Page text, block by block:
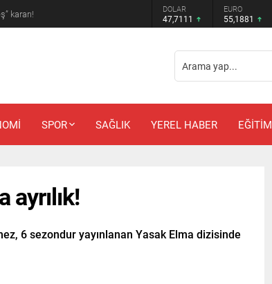
mektup! DOLAR
47,7111
EURO
55,1881
SPOR SAĞLIK YEREL HABER EĞİTİM
ayrılık!
6 sezondur yayınlanan Yasak Elma dizisinde